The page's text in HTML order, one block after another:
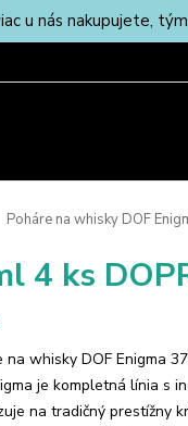
u nás nakupujete,
Poháre na whisky DOF
4 ks
na whisky DOF Enigma
je kompletná línia s
na tradičný prestížny